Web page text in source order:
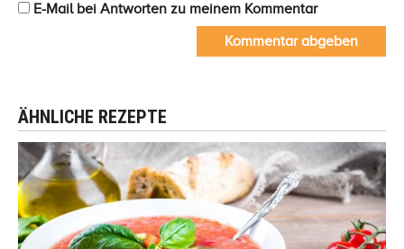
E-Mail bei Antworten zu meinem Kommentar
Kommentar abgeben
ÄHNLICHE REZEPTE